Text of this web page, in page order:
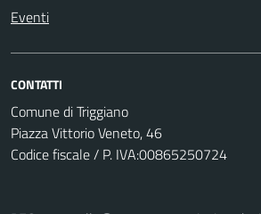
Eventi
CONTATTI
Comune di Triggiano
Piazza Vittorio Veneto, 46
Codice fiscale / P. IVA:00865250724